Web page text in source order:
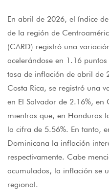
En abril de 2026, el índice
de la región de
(CARD) registró una
acelerándose en 1.16
tasa de inflación de abril de
Costa Rica, se registró una
en El Salvador de 2.16%, en
mientras que, en Honduras
la cifra de 5.56%. En tanto,
Dominicana la inflación
respectivamente. Cabe
acumulados, la inflación se
regional.